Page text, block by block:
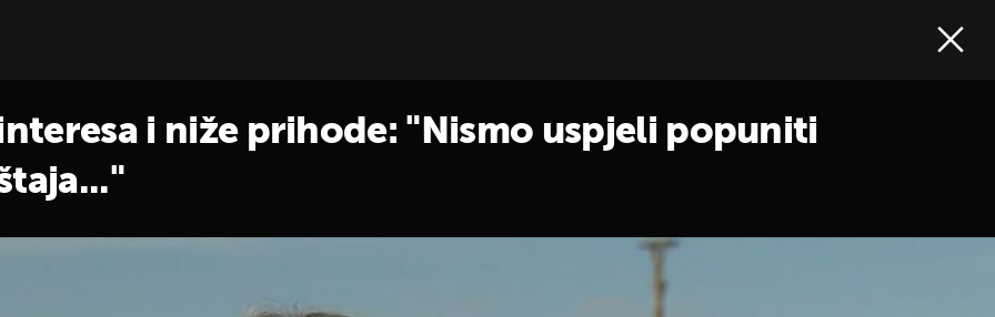
i niže prihode: "Nismo uspjeli popuniti